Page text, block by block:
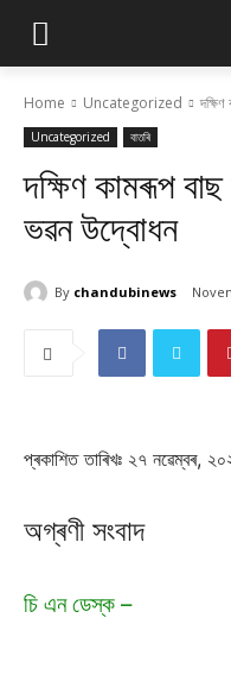
Home Uncategorized
Uncategorized বাতৰি
দক্ষিণ কামৰূপ বাছ
ভৱন উদ্বোধন
By chandubinews
প্ৰকাশিত তাৰিখঃ ২৭ নৱেম্বৰ,
অগ্ৰণী সংবাদ
চি এন ডেস্ক –